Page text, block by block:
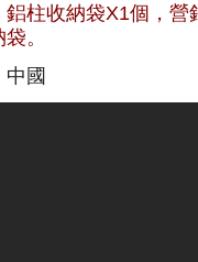
鋁柱收納袋X1個，
。
中國